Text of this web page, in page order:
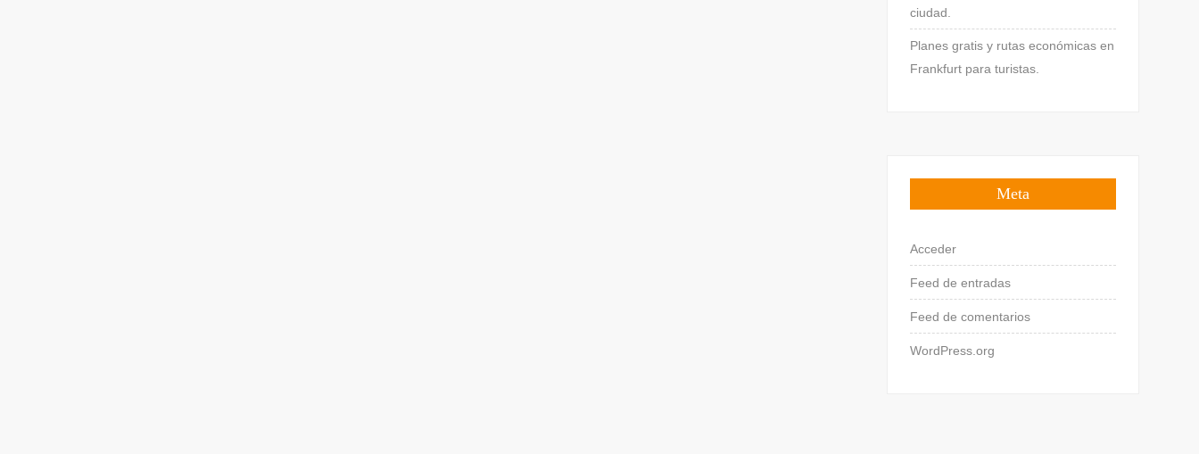
ciudad.
Planes gratis y rutas económicas en
Frankfurt para turistas.
Meta
Acceder
Feed de entradas
Feed de comentarios
WordPress.org